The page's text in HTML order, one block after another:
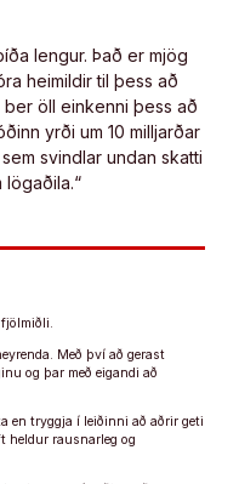
lengur. Það er mjög
heimildir til þess að
ber öll einkenni þess að
yrði um 10 milljarðar
svindlar undan skatti
Með því að gerast
og þar með eigandi að
en tryggja í leiðinni að aðrir geti
heldur rausnarleg og